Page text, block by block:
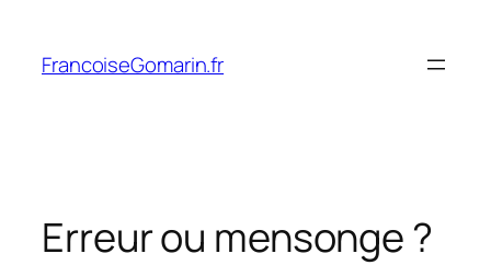
contenu
FrancoiseGomarin.fr
Erreur ou mensonge ?